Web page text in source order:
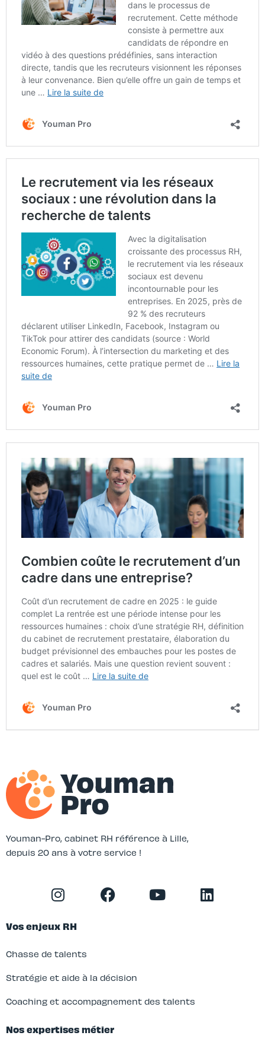
Youman-Pro, cabinet RH référence à Lille,
depuis 20 ans à votre service !
Vos enjeux RH
Chasse de talents
Stratégie et aide à la décision
Coaching et accompagnement des talents
Nos expertises métier